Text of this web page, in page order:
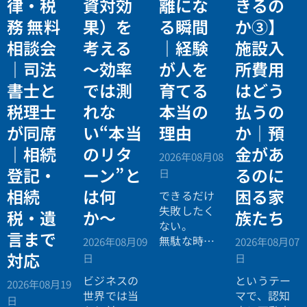
律・税
務 無料
相談会
｜司法
書士と
税理士
が同席
｜相続
登記・
相続
税・遺
言まで
対応
2026年08月19
日
資対効
果）を
考える
〜効率
では測
れな
い“本当
のリタ
ーン”と
は何
か〜
2026年08月09
日
ビジネスの
世界では当
離にな
る瞬間
｜経験
が人を
育てる
本当の
理由
2026年08月08
日
できるだけ
失敗したく
ない。
無駄な時間
きるの
か③】
施設入
所費用
はどう
払うの
か｜預
金があ
るのに
困る家
族たち
2026年08月07
日
というテー
マで、認知